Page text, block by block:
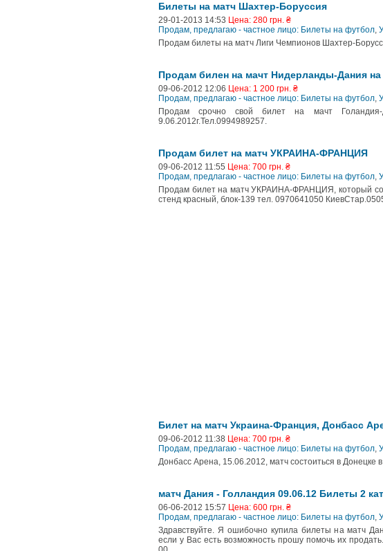
Билеты на матч Шахтер-Боруссия
29-01-2013 14:53 Цена: 280 грн. ₴
Продам, предлагаю - частное лицо: Билеты на футбол,
Продам билеты на матч Лиги Чемпионов Шахтер-
Продам билен на мачт Нидерланды-Дания
09-06-2012 12:06 Цена: 1 200 грн. ₴
Продам, предлагаю - частное лицо: Билеты на футбол,
Продам срочно свой билет на мачт
9.06.2012г.Тел.0994989257.
Продам билет на матч УКРАИНА-ФРАНЦИЯ
09-06-2012 11:55 Цена: 700 грн. ₴
Продам, предлагаю - частное лицо: Билеты на футбол,
Продам билет на матч УКРАИНА-ФРАНЦИЯ, который
стенд красный, блок-139 тел. 0970641050
Билет на матч Украина-Франция, Донбасс
09-06-2012 11:38 Цена: 700 грн. ₴
Продам, предлагаю - частное лицо: Билеты на футбол,
Донбасс Арена, 15.06.2012, матч состоиться в
матч Дания - Голландия 09.06.12 Билеты 2
06-06-2012 15:57 Цена: 600 грн. ₴
Продам, предлагаю - частное лицо: Билеты на футбол,
Здравствуйте. Я ошибочно купила билеты на матч
если у Вас есть возможность прошу помочь их